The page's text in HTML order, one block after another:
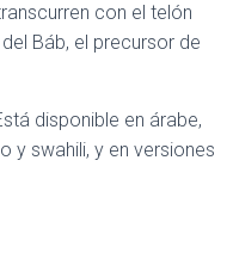
con el telón
Báb, el precursor de
disponible en árabe,
y swahili, y en versiones